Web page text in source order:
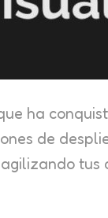
ha
de
tus